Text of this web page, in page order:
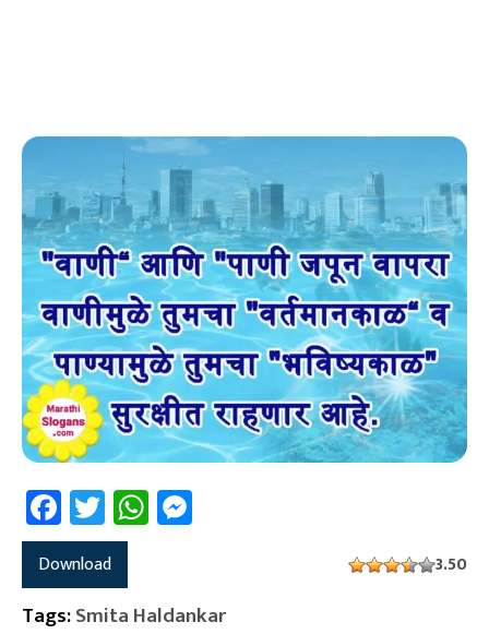
Facebook
TwitterWhatsApp
Download 3.50
Tags:Smita Haldankar